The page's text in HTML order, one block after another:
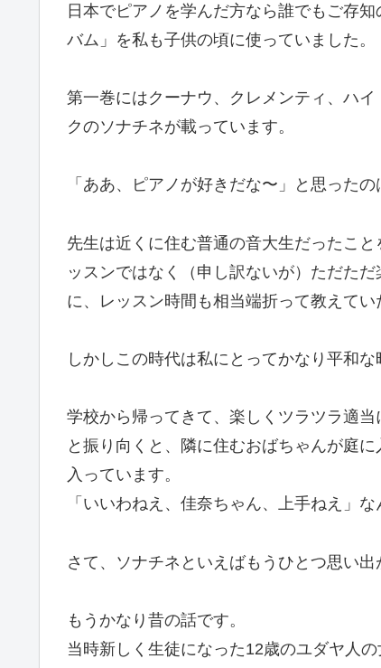
日本でピアノを学んだ方なら誰でもご存
バム」を私も子供の頃に使っていました。
第一巻にはクーナウ、クレメンティ、ハ
クのソナチネが載っています。
「ああ、ピアノが好きだな〜」と思ったの
先生は近くに住む普通の音大生だったこ
ッスンではなく（申し訳ないが）ただた
に、レッスン時間も相当端折って教えてい
しかしこの時代は私にとってかなり平和な
学校から帰ってきて、楽しくツラツラ適
と振り向くと、隣に住むおばちゃんが庭
入っています。
「いいわねえ、佳奈ちゃん、上手ねえ」
さて、ソナチネといえばもうひとつ思い出
もうかなり昔の話です。
当時新しく生徒になった12歳のユダヤ人